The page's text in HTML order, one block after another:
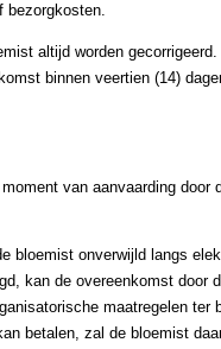
bezorgkosten.
altijd worden
binnen veertien (14)
van aanvaarding
onverwijld langs
kan de overeenkomst door
maatregelen ter
betalen, zal de bloemist